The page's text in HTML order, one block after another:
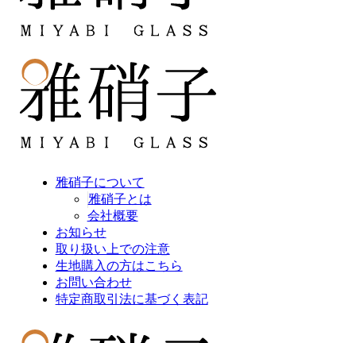
雅硝子について
雅硝子とは
会社概要
お知らせ
取り扱い上での注意
生地購入の方はこちら
お問い合わせ
特定商取引法に基づく表記